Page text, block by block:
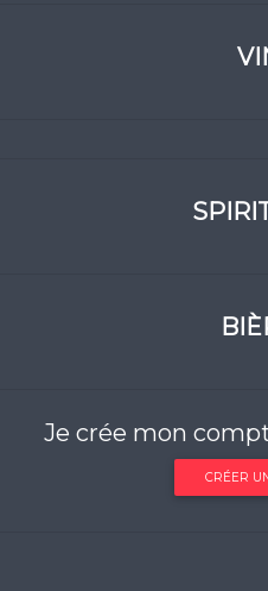
Je crée mon
CRÉER